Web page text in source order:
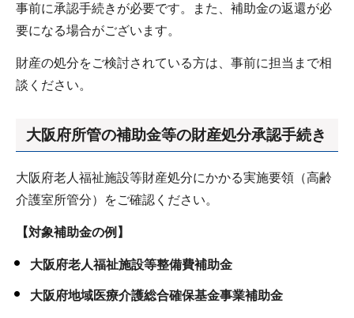
事前に承認手続きが必要です。また、補助金の返還が必
要になる場合がございます。
財産の処分をご検討されている方は、事前に担当まで相
談ください。
大阪府所管の補助金等の財産処分承認手続き
大阪府老人福祉施設等財産処分にかかる実施要領（高齢
介護室所管分）をご確認ください。
【対象補助金の例】
大阪府老人福祉施設等整備費補助金
大阪府地域医療介護総合確保基金事業補助金